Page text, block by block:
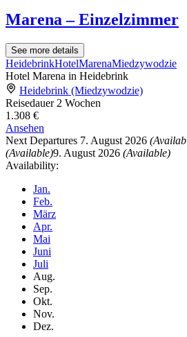
Marena – Einzelzimmer
See more details
HeidebrinkHotelMarenaMiedzywodzie
Hotel Marena in Heidebrink
Heidebrink (Miedzywodzie)
Reisedauer 2 Wochen
1.308 €
Ansehen
Next Departures 7. August 2026
(Available)9. August 2026 (Available)
Availability:
Jan.
Feb.
März
Apr.
Mai
Juni
Juli
Aug.
Sep.
Okt.
Nov.
Dez.